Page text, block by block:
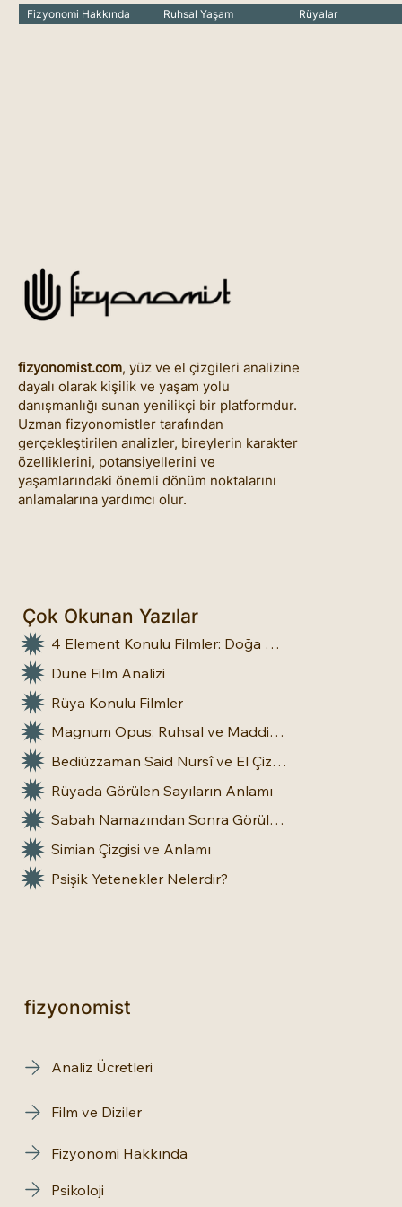
Fizyonomi Hakkında Ruhsal Yaşam Rüyalar
fizyonomist.com, yüz ve el çizgileri analizine
dayalı olarak kişilik ve yaşam yolu
danışmanlığı sunan yenilikçi bir platformdur.
Uzman fizyonomistler tarafından
gerçekleştirilen analizler, bireylerin karakter
özelliklerini, potansiyellerini ve
yaşamlarındaki önemli dönüm noktalarını
anlamalarına yardımcı olur.
Çok Okunan Yazılar
4 Element Konulu Filmler: Doğa Üstü Güçler
Dune Film Analizi
Rüya Konulu Filmler
Magnum Opus: Ruhsal ve Maddi Dönüşümün Büyük Eseri
Bediüzzaman Said Nursî ve El Çizgileri: İnsan Doğasına Dair Bir Bakış
Rüyada Görülen Sayıların Anlamı
Sabah Namazından Sonra Görülen Rüya Gerçek Olur mu?
Simian Çizgisi ve Anlamı
Psişik Yetenekler Nelerdir?
fizyonomist
Analiz Ücretleri
Film ve Diziler
Fizyonomi Hakkında
Psikoloji